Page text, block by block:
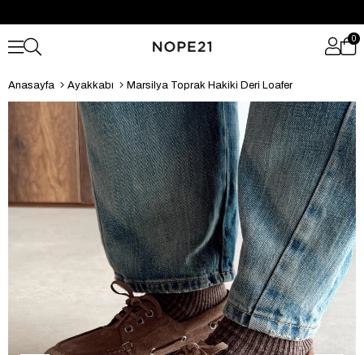
0
Anasayfa Ayakkabı Marsilya Toprak Hakiki Deri Loafer